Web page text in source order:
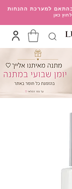
עד 20% הנחה בהתאם למערכת ההנחות
כאן